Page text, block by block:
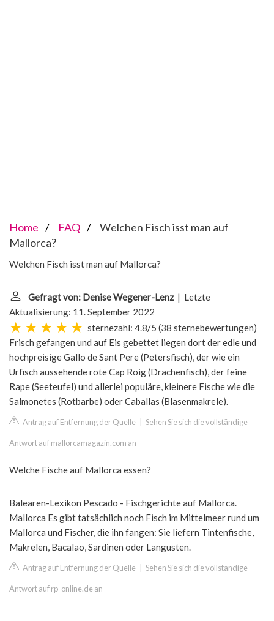
Home FAQ
Welchen Fisch isst man auf
Mallorca?
Welchen Fisch isst man auf Mallorca?
Gefragt von: Denise Wegener-Lenz| Letzte
Aktualisierung: 11. September 2022
sternezahl: 4.8/5 (38 sternebewertungen)
Frisch gefangen und auf Eis gebettet liegen dort der edle und
hochpreisige Gallo de Sant Pere (Petersfisch), der wie ein
Urfisch aussehende rote Cap Roig (Drachenfisch), der feine
Rape (Seeteufel) und allerlei populäre, kleinere Fische wie die
Salmonetes (Rotbarbe) oder Caballas (Blasenmakrele).
Antrag auf Entfernung der Quelle Sehen Sie sich die vollständige
Antwort auf mallorcamagazin.com an
Welche Fische auf Mallorca essen?
Balearen-Lexikon Pescado - Fischgerichte auf Mallorca.
Mallorca Es gibt tatsächlich noch Fisch im Mittelmeer rund um
Mallorca und Fischer, die ihn fangen: Sie liefern Tintenfische,
Makrelen, Bacalao, Sardinen oder Langusten.
Antrag auf Entfernung der Quelle Sehen Sie sich die vollständige
Antwort auf rp-online.de an